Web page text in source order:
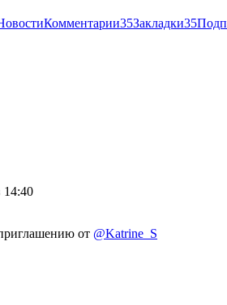
Комментарии35Закладки35
14:40
от @Katrine_S